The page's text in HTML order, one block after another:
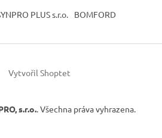
PLUS s.r.o. BOMFORD
Vytvořil Shoptet
s.r.o.. Všechna práva vyhrazena.